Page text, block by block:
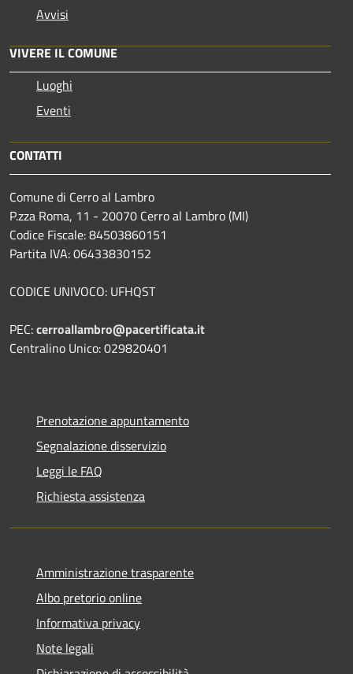
Avvisi
VIVERE IL COMUNE
Luoghi
Eventi
CONTATTI
Comune di Cerro al Lambro
P.zza Roma, 11 - 20070 Cerro al Lambro (MI)
Codice Fiscale: 84503860151
Partita IVA: 06433830152
CODICE UNIVOCO: UFHQST
PEC:cerroallambro@pacertificata.it
Centralino Unico: 029820401
Prenotazione appuntamento
Segnalazione disservizio
Leggi le FAQ
Richiesta assistenza
Amministrazione trasparente
Albo pretorio online
Informativa privacy
Note legali